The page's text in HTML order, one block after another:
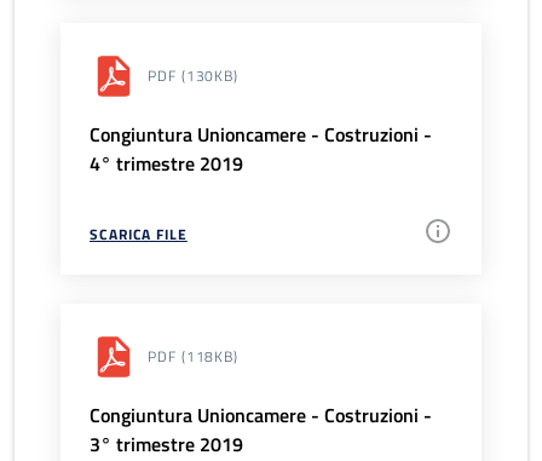
PDF (130KB)
Congiuntura Unioncamere - Costruzioni -
4° trimestre 2019
SCARICA FILE
PDF (118KB)
Congiuntura Unioncamere - Costruzioni -
3° trimestre 2019